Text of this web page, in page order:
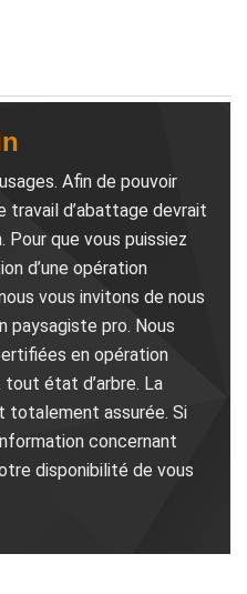
Afin de pouvoir
travail d’abattage devrait
Pour que vous puissiez
d’une opération
vous invitons de nous
paysagiste pro. Nous
en opération
état d’arbre. La
totalement assurée. Si
concernant
disponibilité de vous